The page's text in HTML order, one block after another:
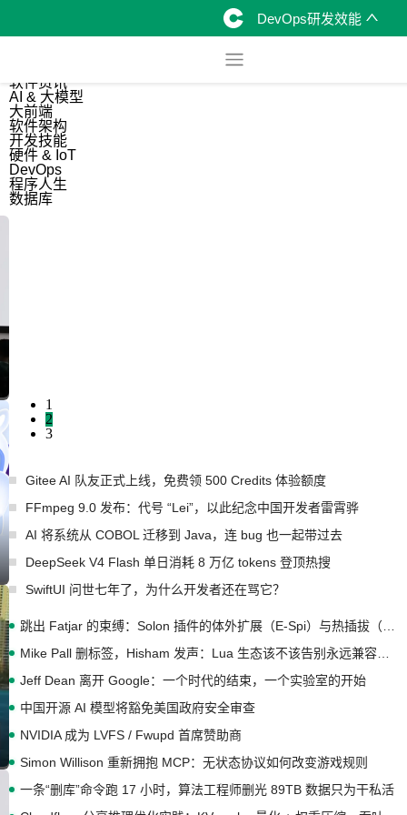
DevOps研发效能
软件资讯
AI & 大模型
大前端
软件架构
开发技能
硬件 & IoT
DevOps
程序人生
数据库
1
2
3
Gitee AI 队友正式上线，免费领 500 Credits 体验额度
FFmpeg 9.0 发布：代号 “Lei”，以此纪念中国开发者雷霄骅
AI 将系统从 COBOL 迁移到 Java，连 bug 也一起带过去
DeepSeek V4 Flash 单日消耗 8 万亿 tokens 登顶热搜
SwiftUI 问世七年了，为什么开发者还在骂它？
Jeff Dean 离开 Google：一个时代的结束，一个实验室的开始
中国开源 AI 模型将豁免美国政府安全审查
NVIDIA 成为 LVFS / Fwupd 首席赞助商
Simon Willison 重新拥抱 MCP：无状态协议如何改变游戏规则
一条“删库”命令跑 17 小时，算法工程师删光 89TB 数据只为干私活